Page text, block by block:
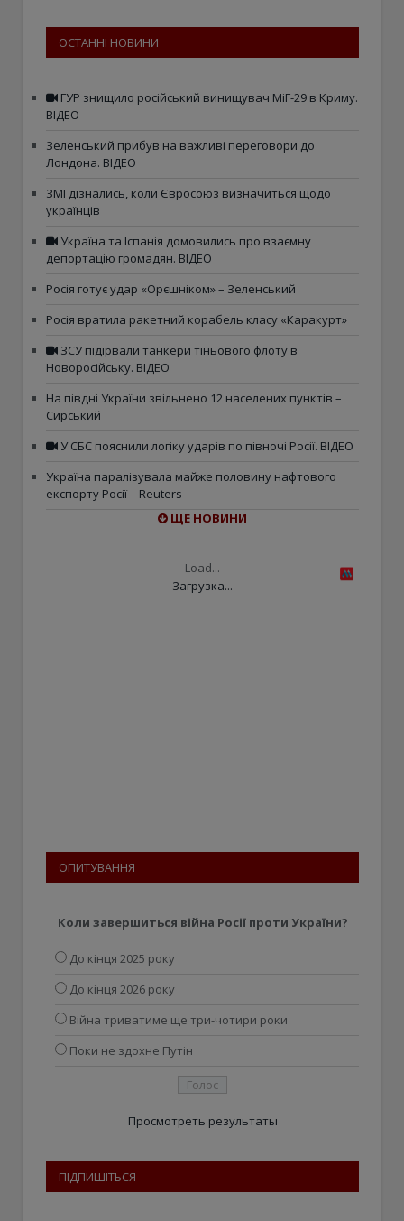
ОСТАННІ НОВИНИ
ГУР знищило російський винищувач МіГ-29 в Криму.
ВІДЕО
Зеленський прибув на важливі переговори до
Лондона. ВІДЕО
ЗМІ дізнались, коли Євросоюз визначиться щодо
українців
Україна та Іспанія домовились про взаємну
депортацію громадян. ВІДЕО
Росія готує удар «Орєшніком» – Зеленський
Росія вратила ракетний корабель класу «Каракурт»
ЗСУ підірвали танкери тіньового флоту в
Новоросійську. ВІДЕО
На півдні України звільнено 12 населених пунктів –
Сирський
У СБС пояснили логіку ударів по півночі Росії. ВІДЕО
Україна паралізувала майже половину нафтового
експорту Росії – Reuters
ЩЕ НОВИНИ
Load...
Загрузка...
ОПИТУВАННЯ
Коли завершиться війна Росії проти України?
До кінця 2025 року
До кінця 2026 року
Війна триватиме ще три-чотири роки
Поки не здохне Путін
Просмотреть результаты
ПІДПИШІТЬСЯ